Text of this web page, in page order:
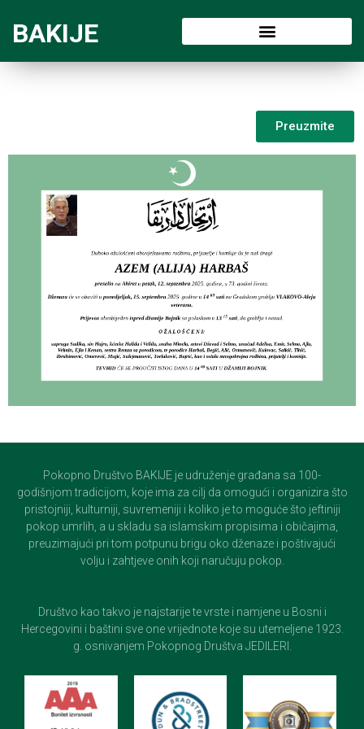
BAKIJE
Preuzmite
Pokopno Društvo BAKIJE je udruženje građana sa 100-
godišnjom tradicijom, koje ima za cilj da omogući i organizira što
pristojniji, kulturniji, suvremeniji i koliko je to moguće što jeftiniji
pokop umrlih, a u skladu sa islamskim propisima i običajima,
preuzimajući pri tom potpunu brigu oko dženaze i poštivajući
volju i zahtjeve onih koji naručuju pokop.
Društvo kao takvo je najstarije te vrste i namjene u Bosni i
Hercegovini i baštini sve one vrijednote koje su utemeljene 1923.
g. osnivanjem Pokopnog Društva JEDILERI.